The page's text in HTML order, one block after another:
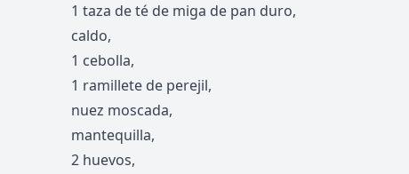
1 taza de té de miga de pan duro,
caldo,
1 cebolla,
1 ramillete de perejil,
nuez moscada,
mantequilla,
2 huevos,